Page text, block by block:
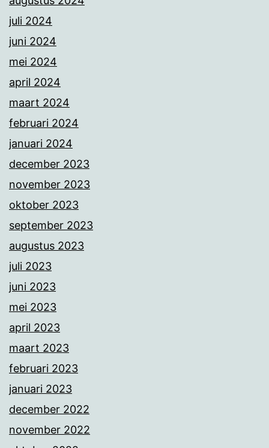
juli 2024
juni 2024
mei 2024
april 2024
maart 2024
februari 2024
januari 2024
december 2023
november 2023
oktober 2023
september 2023
augustus 2023
juli 2023
juni 2023
mei 2023
april 2023
maart 2023
februari 2023
januari 2023
december 2022
november 2022